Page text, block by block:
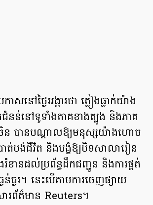
កាសនៅថ្ងៃអង្គារថា ភ្លៀងធ្លាក់យ៉ាង
ជំនន់នៅទូទាំងភាគខាងត្បូង និងភាគ
ន បានបណ្តាលឱ្យមនុស្សយ៉ាងហោច
បង់ជីវិត និងបង្ខំឱ្យបិទសាលារៀន
រំខានដល់ប្រព័ន្ធដឹកជញ្ជូន និងការផ្គត់
ធ្ងរ។ នេះបើតាមការចេញផ្សាយ
រព័ត៌មាន Reuters។